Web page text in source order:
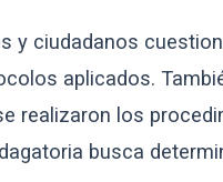
y ciudadanos
aplicados.
realizaron los
busca